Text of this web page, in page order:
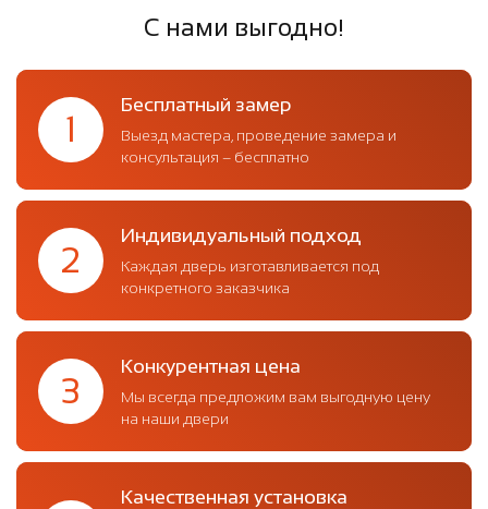
С нами выгодно!
1
Бесплатный замер
Выезд мастера, проведение замера и
консультация – бесплатно
2
Индивидуальный подход
Каждая дверь изготавливается под
конкретного заказчика
3
Конкурентная цена
Мы всегда предложим вам выгодную цену
на наши двери
Качественная установка